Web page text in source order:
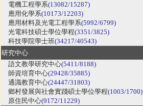
電機工程學系(13082/15287)
應用化學系(10173/12203)
應用材料及光電工程學系(5992/6799)
光電科技碩士學位學程(3351/3825)
科技學院學士班(34217/40543)
研究中心
語文教學研究中心(5411/8188)
師資培育中心(29428/35885)
通識教育中心(24447/31803)
鄉村發展與社會實踐碩士學位學程(1003/1700)
原住民中心(9172/11229)